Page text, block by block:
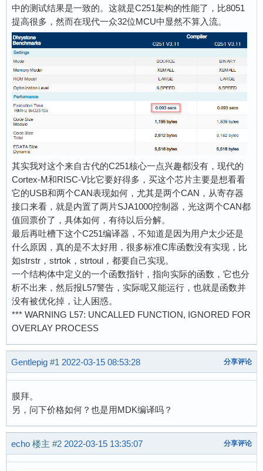
中的测试结果是一致的。这就是C251架构的性能了，比8051
提高很多，然而在现代一众32位MCU中显然不算入流。
其实我对这个来自古代的C251核心一点兴趣都没有，现代的
Cortex-M和RISC-V比它要好得多，买这个芯片主要是想看看
它的USB和两个CAN表现如何，尤其是两个CAN，从寄存器
接口来看，就是内置了两片SJA1000控制器，光这两个CAN都
值回票价了，具体如何，有待以后分解。
最后再吐槽下这个C251编译器，不知道是因为用户太少还是
什么原因，真的是不太好用，很多标准C库函数没有实现，比
如strstr，strtok，strtoul，都要自己实现。
一个结构体中定义的一个函数指针，指向实际的函数，它也分
析不出来，然后报L57警告，实际呢又能运行，也就是函数并
没有被优化掉，让人困惑。
*** WARNING L57: UNCALLED FUNCTION, IGNORED FOR
OVERLAY PROCESS
Gentlepig #1 2022-03-15 08:53:28 分享评论
膜拜。
另，问下价格如何？也是用MDK编译吗？
echo 楼主 #2 2022-03-15 13:35:07 分享评论